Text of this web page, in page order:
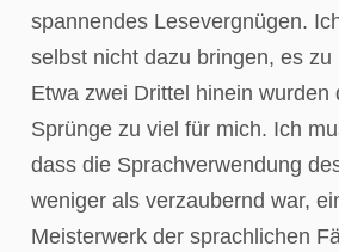
spannendes Lesevergnügen.
selbst nicht dazu bringen, es zu
Etwa zwei Drittel hinein wurden
Sprünge zu viel für mich. Ich
dass die Sprachverwendung
weniger als verzaubernd war,
Meisterwerk der sprachlichen